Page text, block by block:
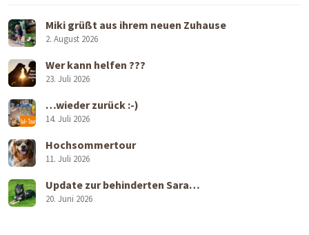
Miki grüßt aus ihrem neuen Zuhause
2. August 2026
Wer kann helfen ???
23. Juli 2026
…wieder zurück :-)
14. Juli 2026
Hochsommertour
11. Juli 2026
Update zur behinderten Sara…
20. Juni 2026